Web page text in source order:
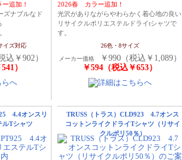
追加！
ズナブルなド
イズ対応
込￥902）
）
2026春 カラー追加！
光沢がありながらやわらかく着心地の良い
リサイクルポリエステルドライtシャツで
す。
26色・8サイズ
メーカー価格
￥990（税込￥1,089）
￥594（税込￥653）
4.4オンスリ
ルTシャツ
TRUSS（トラス）CLD923 4.7オンス
コットンライクドライTシャツ（リサイ
クルポリ50％）